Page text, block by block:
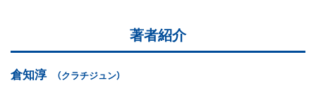
著者紹介
倉知淳 （クラチジュン）